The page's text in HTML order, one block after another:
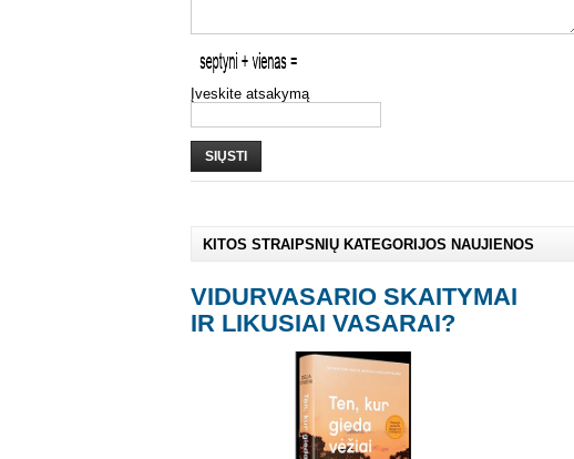
Įveskite atsakymą
SIŲSTI
KITOS STRAIPSNIŲ KATEGORIJOS NAUJIENOS
VIDURVASARIO SKAITYMAI
IR LIKUSIAI VASARAI?